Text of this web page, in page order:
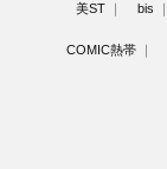
美ST bis
COMIC熱帯